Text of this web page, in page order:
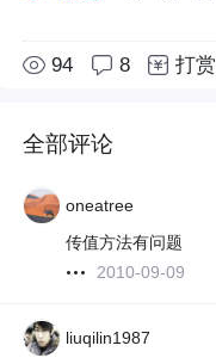
94 8 打赏
全部评论
oneatree
传值方法有问题
2010-09-09
liuqilin1987